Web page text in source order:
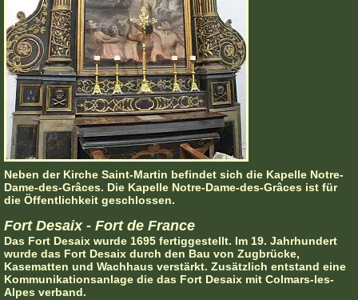
Neben der Kirche Saint-Martin befindet sich die Kapelle Notre-
Dame-des-Grâces. Die Kapelle Notre-Dame-des-Grâces ist für
die Öffentlichkeit geschlossen.
Fort Desaix - Fort de France
Das Fort Desaix wurde 1695 fertiggestellt. Im 19. Jahrhundert
wurde das Fort Desaix durch den Bau von Zugbrücke,
Kasematten und Wachhaus verstärkt. Zusätzlich entstand eine
Kommunikationsanlage die das Fort Desaix mit Colmars-les-
Alpes verband.